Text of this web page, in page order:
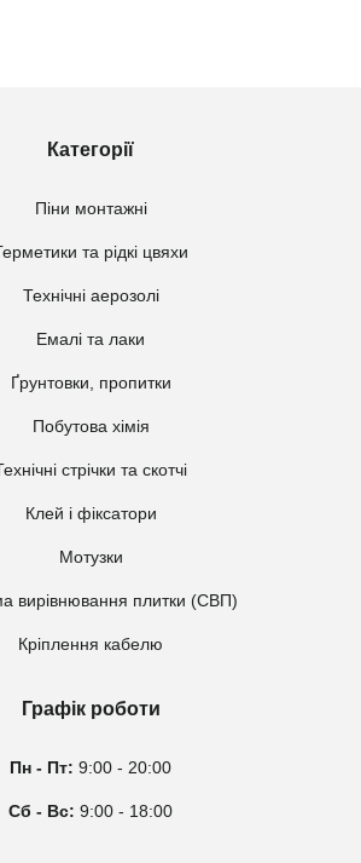
Категорії
Піни монтажні
та рідкі цвяхи
Технічні аерозолі
Емалі та лаки
Ґрунтовки, пропитки
Побутова хімія
стрічки та скотчі
Клей і фіксатори
Мотузки
вирівнювання плитки (СВП)
Кріплення кабелю
Графік роботи
Пн - Пт: 9:00 - 20:00
Сб - Вс: 9:00 - 18:00